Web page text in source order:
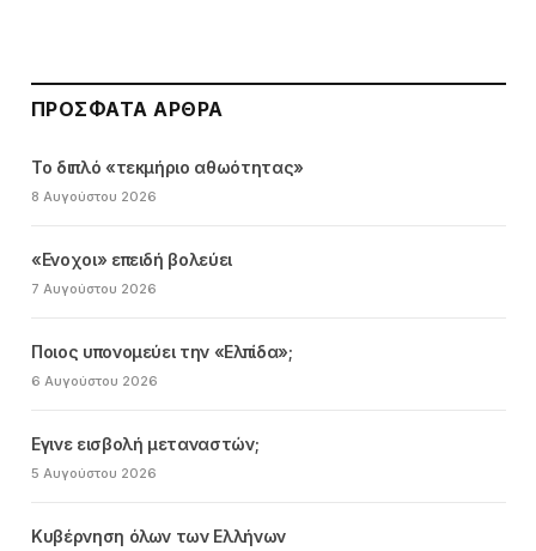
ΠΡΌΣΦΑΤΑ ΆΡΘΡΑ
Το διπλό «τεκμήριο αθωότητας»
8 Αυγούστου 2026
«Ενοχοι» επειδή βολεύει
7 Αυγούστου 2026
Ποιος υπονομεύει την «Ελπίδα»;
6 Αυγούστου 2026
Εγινε εισβολή μεταναστών;
5 Αυγούστου 2026
Κυβέρνηση όλων των Ελλήνων